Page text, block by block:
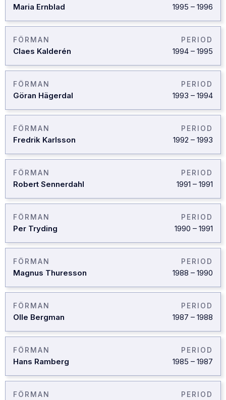
Maria Ernblad 1995 – 1996
FÖRMAN
Claes Kalderén
PERIOD
1994 – 1995
FÖRMAN
Göran Hägerdal
PERIOD
1993 – 1994
FÖRMAN
Fredrik Karlsson
PERIOD
1992 – 1993
FÖRMAN
Robert Sennerdahl
PERIOD
1991 – 1991
FÖRMAN
Per Tryding
PERIOD
1990 – 1991
FÖRMAN
Magnus Thuresson
PERIOD
1988 – 1990
FÖRMAN
Olle Bergman
PERIOD
1987 – 1988
FÖRMAN
Hans Ramberg
PERIOD
1985 – 1987
FÖRMAN PERIOD